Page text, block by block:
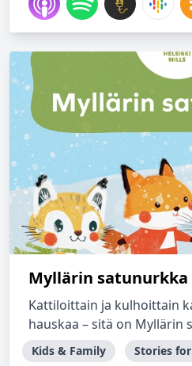
Myllärin satunurkka
Kattiloittain ja kulhoittain
hauskaa – sitä on Myllärin
Kids & Family Stories